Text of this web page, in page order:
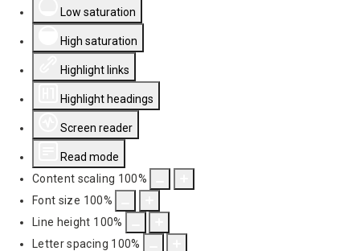
Low saturation
High saturation
Highlight links
Highlight headings
Screen reader
Read mode
Content scaling 100%
Font size 100%
Line height 100%
Letter spacing 100%